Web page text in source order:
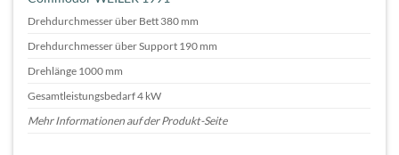
Drehdurchmesser über Bett 380 mm
Drehdurchmesser über Support 190 mm
Drehlänge 1000 mm
Gesamtleistungsbedarf 4 kW
Mehr Informationen auf der Produkt-Seite